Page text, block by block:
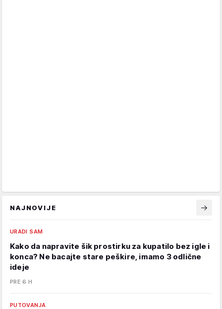
NAJNOVIJE
URADI SAM
Kako da napravite šik prostirku za kupatilo bez igle i
konca? Ne bacajte stare peškire, imamo 3 odlične
ideje
PRE 6 H
PUTOVANJA